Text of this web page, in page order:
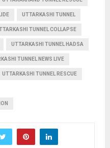
UTTARKASHI TUNNEL
TUNNEL COLLAPSE
UTTARKASHI TUNNEL HADSA
TUNNEL NEWS LIVE
UTTARKASHI TUNNEL RESCUE